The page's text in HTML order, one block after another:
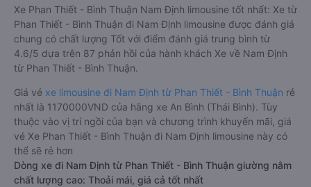
Xe Phan Thiết - Bình Thuận Nam Định limousine tốt nhất: Xe từ
Phan Thiết - Bình Thuận đi Nam Định limousine được đánh giá
chung có chất lượng Tốt với điểm đánh giá trung bình từ
4.6/5 dựa trên 87 phản hồi của hành khách Xe về Nam Định
từ Phan Thiết - Bình Thuận.
Giá vé xe limousine đi Nam Định từ Phan Thiết - Bình Thuận rẻ
nhất là 1170000VND của hãng xe An Bình (Thái Bình). Tùy
thuộc vào vị trí ngồi của bạn và chương trình khuyến mãi, giá
vé Xe Phan Thiết - Bình Thuận đi Nam Định limousine này có
thể sẽ rẻ hơn
Dòng xe đi Nam Định từ Phan Thiết - Bình Thuận giường nằm
chất lượng cao: Thoải mái, giá cả tốt nhất